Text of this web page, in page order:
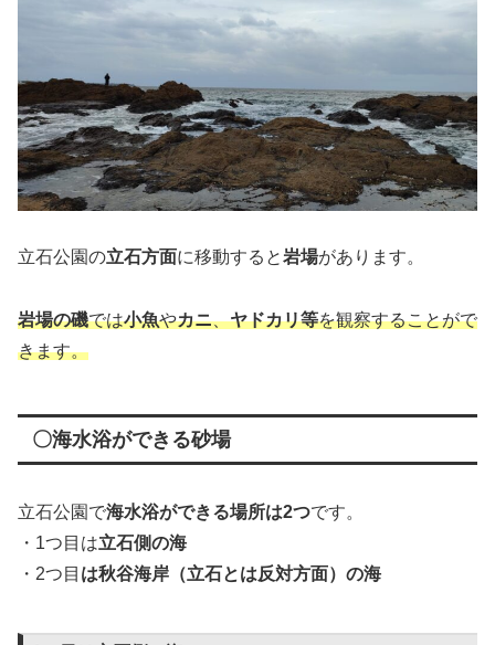
立石公園の立石方面に移動すると岩場があります。
岩場の磯では小魚やカニ、ヤドカリ等を観察することがで
きます。
〇海水浴ができる砂場
立石公園で海水浴ができる場所は2つです。
・1つ目は立石側の海
・2つ目 は秋谷海岸（立石とは反対方面）の海